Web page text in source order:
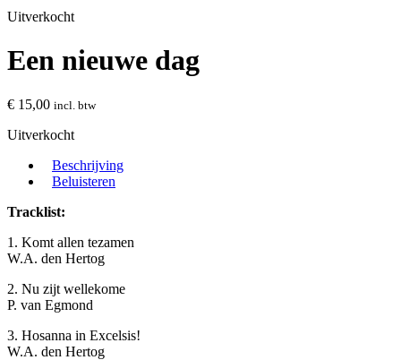
Uitverkocht
Een nieuwe dag
€ 15,00 incl. btw
Uitverkocht
Beschrijving
Beluisteren
Tracklist:
1. Komt allen tezamen
W.A. den Hertog
2. Nu zijt wellekome
P. van Egmond
3. Hosanna in Excelsis!
W.A. den Hertog